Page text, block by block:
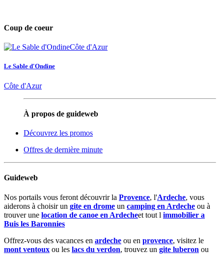
Coup de coeur
Le Sable d'Ondine
Côte d'Azur
À propos de guideweb
Découvrez les promos
Offres de dernière minute
Guideweb
Nos portails vous feront découvrir la Provence, l'Ardeche, vous
aiderons à choisir un gite en drome un camping en Ardeche ou à
trouver une location de canoe en Ardecheet tout l immobilier a
Buis les Baronnies
Offrez-vous des vacances en ardeche ou en provence, visitez le
mont ventoux ou les lacs du verdon, trouvez un gite luberon ou